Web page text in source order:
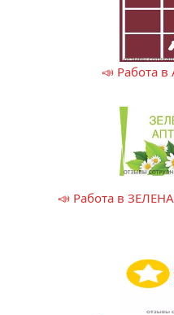
📣 Работа в
📣 Работа в